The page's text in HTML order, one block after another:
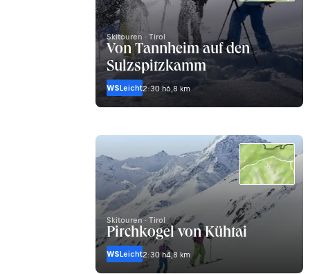
Skitouren · Tirol
Von Tannheim auf den
Sulzspitzkamm
WSLeicht2:30 h6,8 km
Skitouren · Tirol
Pirchkogel von Kühtai
WSLeicht2:30 h4,8 km